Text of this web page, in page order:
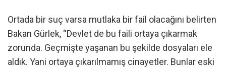
Ortada bir suç varsa mutlaka bir fail olacağını belirten
Bakan Gürlek, “Devlet de bu faili ortaya çıkarmak
zorunda. Geçmişte yaşanan bu şekilde dosyaları ele
aldık. Yani ortaya çıkarılmamış cinayetler. Bunlar eski